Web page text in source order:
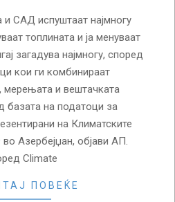
и САД испуштаат најмногу
топлината и ја менуваат
загадува најмногу, според
кои ги комбинираат
и вештачката
базата на податоци за
на Климатските
Азербејџан, објави АП.
Climate
ПОВЕЌЕ